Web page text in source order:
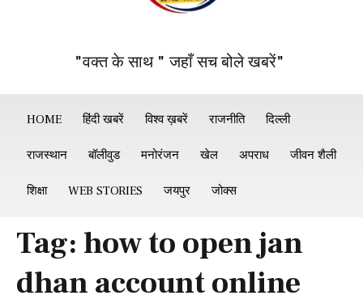
"वक्त के साथ " जहाँ सच बोले खबरें"
HOME हिंदी खबरें विश्व ख़बरें राजनीति दिल्ली
राजस्थान बॉलीवुड मनोरंजन खेल अपराध जीवन शैली
शिक्षा WEB STORIES जयपुर जोक्स
Tag: how to open jan
dhan account online